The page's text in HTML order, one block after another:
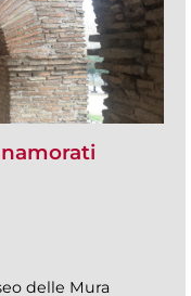
delle Mura